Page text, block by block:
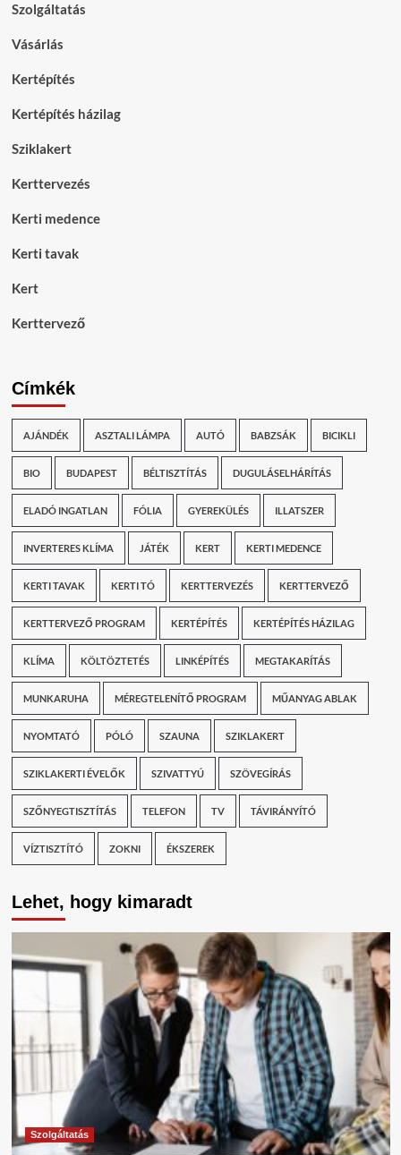
Szolgáltatás
Vásárlás
Kertépítés
Kertépítés házilag
Sziklakert
Kerttervezés
Kerti medence
Kerti tavak
Kert
Kerttervező
Címkék
AJÁNDÉK ASZTALI LÁMPA AUTÓ BABZSÁK BICIKLI
BIO BUDAPEST BÉLTISZTÍTÁS DUGULÁSELHÁRÍTÁS
ELADÓ INGATLAN FÓLIA GYEREKÜLÉS ILLATSZER
INVERTERES KLÍMA JÁTÉK KERT KERTI MEDENCE
KERTI TAVAK KERTI TÓ KERTTERVEZÉS KERTTERVEZŐ
KERTTERVEZŐ PROGRAM KERTÉPÍTÉS KERTÉPÍTÉS HÁZILAG
KLÍMA KÖLTÖZTETÉS LINKÉPÍTÉS MEGTAKARÍTÁS
MUNKARUHA MÉREGTELENÍTŐ PROGRAM MŰANYAG ABLAK
NYOMTATÓ PÓLÓ SZAUNA SZIKLAKERT
SZIKLAKERTI ÉVELŐK SZIVATTYÚ SZÖVEGÍRÁS
SZŐNYEGTISZTÍTÁS TELEFON TV TÁVIRÁNYÍTÓ
VÍZTISZTÍTÓ ZOKNI ÉKSZEREK
Lehet, hogy kimaradt
Szolgáltatás